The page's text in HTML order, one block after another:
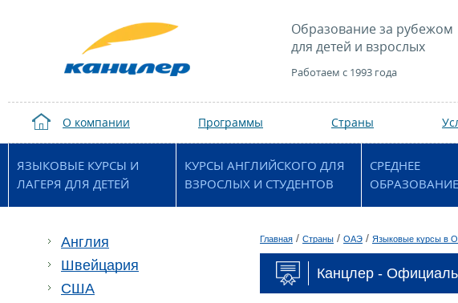
Образование за рубежом
для детей и взрослых
Работаем с 1993 года
О компании Программы Страны
ЯЗЫКОВЫЕ КУРСЫ И
ЛАГЕРЯ ДЛЯ ДЕТЕЙ
КУРСЫ АНГЛИЙСКОГО ДЛЯ
ВЗРОСЛЫХ И СТУДЕНТОВ
СРЕДНЕЕ
ОБРАЗОВАНИЕ
Англия
Швейцария
США
Главная / Страны / ОАЭ / Языковые курсы в
Канцлер -